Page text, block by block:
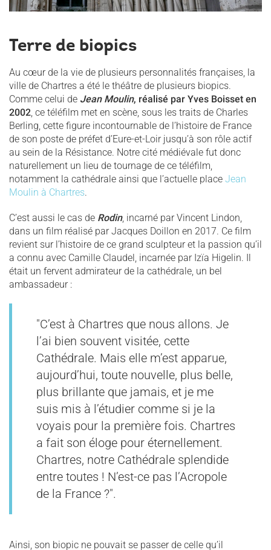
Terre de biopics
Au cœur de la vie de plusieurs personnalités françaises, la
ville de Chartres a été le théâtre de plusieurs biopics.
Comme celui de Jean Moulin, réalisé par Yves Boisset en
2002 , ce téléfilm met en scène, sous les traits de Charles
Berling, cette figure incontournable de l’histoire de France
de son poste de préfet d’Eure-et-Loir jusqu’à son rôle actif
au sein de la Résistance. Notre cité médiévale fut donc
naturellement un lieu de tournage de ce téléfilm,
notamment la cathédrale ainsi que l’actuelle place Jean
Moulin à Chartres.
C’est aussi le cas de Rodin, incarné par Vincent Lindon,
dans un film réalisé par Jacques Doillon en 2017. Ce film
revient sur l’histoire de ce grand sculpteur et la passion qu’il
a connu avec Camille Claudel, incarnée par Izïa Higelin. Il
était un fervent admirateur de la cathédrale, un bel
ambassadeur :
"C’est à Chartres que nous allons. Je
l’ai bien souvent visitée, cette
Cathédrale. Mais elle m’est apparue,
aujourd’hui, toute nouvelle, plus belle,
plus brillante que jamais, et je me
suis mis à l’étudier comme si je la
voyais pour la première fois. Chartres
a fait son éloge pour éternellement.
Chartres, notre Cathédrale splendide
entre toutes ! N’est-ce pas l’Acropole
de la France ?".
Ainsi, son biopic ne pouvait se passer de celle qu’il